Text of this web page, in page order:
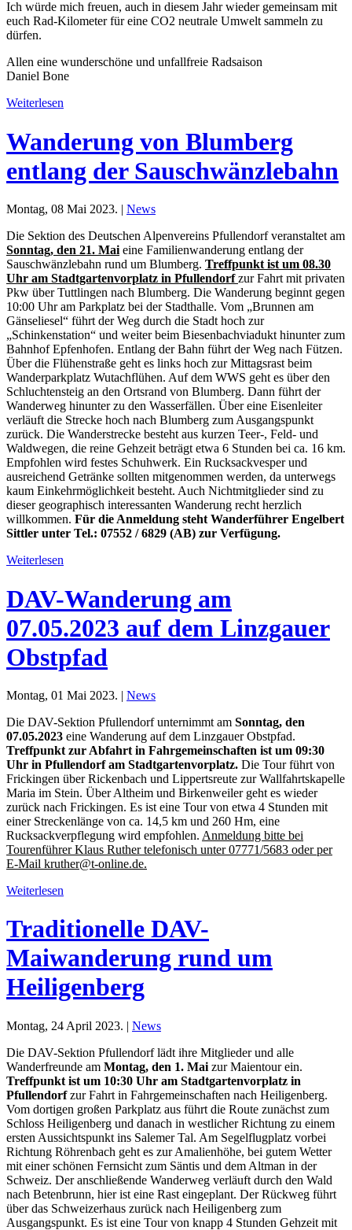
Ich würde mich freuen, auch in diesem Jahr wieder gemeinsam mit
euch Rad-Kilometer für eine CO2 neutrale Umwelt sammeln zu
dürfen.
Allen eine wunderschöne und unfallfreie Radsaison
Daniel Bone
Weiterlesen
Wanderung von Blumberg
entlang der Sauschwänzlebahn
Montag, 08 Mai 2023. | News
Die Sektion des Deutschen Alpenvereins Pfullendorf veranstaltet am
Sonntag, den 21. Mai eine Familienwanderung entlang der
Sauschwänzlebahn rund um Blumberg. Treffpunkt ist um 08.30
Uhr am Stadtgartenvorplatz in Pfullendorfzur Fahrt mit privaten
Pkw über Tuttlingen nach Blumberg. Die Wanderung beginnt gegen
10:00 Uhr am Parkplatz bei der Stadthalle. Vom „Brunnen am
Gänseliesel“ führt der Weg durch die Stadt hoch zur
„Schinkenstation“ und weiter beim Biesenbachviadukt hinunter zum
Bahnhof Epfenhofen. Entlang der Bahn führt der Weg nach Fützen.
Über die Flühenstraße geht es links hoch zur Mittagsrast beim
Wanderparkplatz Wutachflühen. Auf dem WWS geht es über den
Schluchtensteig an den Ortsrand von Blumberg. Dann führt der
Wanderweg hinunter zu den Wasserfällen. Über eine Eisenleiter
verläuft die Strecke hoch nach Blumberg zum Ausgangspunkt
zurück. Die Wanderstrecke besteht aus kurzen Teer-, Feld- und
Waldwegen, die reine Gehzeit beträgt etwa 6 Stunden bei ca. 16 km.
Empfohlen wird festes Schuhwerk. Ein Rucksackvesper und
ausreichend Getränke sollten mitgenommen werden, da unterwegs
kaum Einkehrmöglichkeit besteht. Auch Nichtmitglieder sind zu
dieser geographisch interessanten Wanderung recht herzlich
willkommen. Für die Anmeldung steht Wanderführer Engelbert
Sittler unter Tel.: 07552 / 6829 (AB) zur Verfügung.
Weiterlesen
DAV-Wanderung am
07.05.2023 auf dem Linzgauer
Obstpfad
Montag, 01 Mai 2023. | News
Die DAV-Sektion Pfullendorf unternimmt am Sonntag, den
07.05.2023 eine Wanderung auf dem Linzgauer Obstpfad.
Treffpunkt zur Abfahrt in Fahrgemeinschaften ist um 09:30
Uhr in Pfullendorf am Stadtgartenvorplatz. Die Tour führt von
Frickingen über Rickenbach und Lippertsreute zur Wallfahrtskapelle
Maria im Stein. Über Altheim und Birkenweiler geht es wieder
zurück nach Frickingen. Es ist eine Tour von etwa 4 Stunden mit
einer Streckenlänge von ca. 14,5 km und 260 Hm, eine
Rucksackverpflegung wird empfohlen. Anmeldung bitte bei
Tourenführer Klaus Ruther telefonisch unter 07771/5683 oder per
E-Mail kruther@t-online.de.
Weiterlesen
Traditionelle DAV-
Maiwanderung rund um
Heiligenberg
Montag, 24 April 2023. | News
Die DAV-Sektion Pfullendorf lädt ihre Mitglieder und alle
Wanderfreunde am Montag, den 1. Mai zur Maientour ein.
Treffpunkt ist um 10:30 Uhr am Stadtgartenvorplatz in
Pfullendorfzur Fahrt in Fahrgemeinschaften nach Heiligenberg.
Vom dortigen großen Parkplatz aus führt die Route zunächst zum
Schloss Heiligenberg und danach in westlicher Richtung zu einem
ersten Aussichtspunkt ins Salemer Tal. Am Segelflugplatz vorbei
Richtung Röhrenbach geht es zur Amalienhöhe, bei gutem Wetter
mit einer schönen Fernsicht zum Säntis und dem Altman in der
Schweiz. Der anschließende Wanderweg verläuft durch den Wald
nach Betenbrunn, hier ist eine Rast eingeplant. Der Rückweg führt
über das Schweizerhaus zurück nach Heiligenberg zum
Ausgangspunkt. Es ist eine Tour von knapp 4 Stunden Gehzeit mit